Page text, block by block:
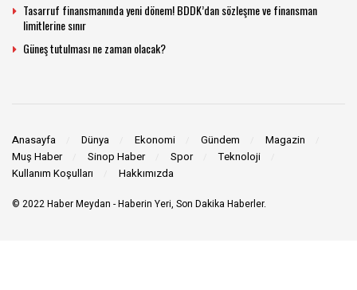
Tasarruf finansmanında yeni dönem! BDDK’dan sözleşme ve finansman
limitlerine sınır
Güneş tutulması ne zaman olacak?
Anasayfa Dünya Ekonomi Gündem
Magazin
Muş Haber
Sinop Haber Spor
Teknoloji
Kullanım Koşulları
Hakkımızda
© 2022Haber Meydan - Haberin Yeri, Son Dakika Haberler.